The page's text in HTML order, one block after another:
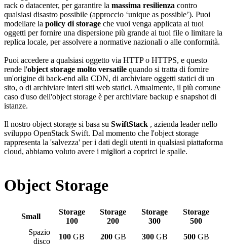
rack o datacenter, per garantire la massima resilienza contro
qualsiasi disastro possibile (approccio ‘unique as possible’). Puoi
modellare la policy di storage che vuoi venga applicata ai tuoi
oggetti per fornire una dispersione più grande ai tuoi file o limitare la
replica locale, per assolvere a normative nazionali o alle conformità.
Puoi accedere a qualsiasi oggetto via HTTP o HTTPS, e questo
rende l'object storage molto versatile quando si tratta di fornire
un'origine di back-end alla CDN, di archiviare oggetti statici di un
sito, o di archiviare interi siti web statici. Attualmente, il più comune
caso d'uso dell'object storage è per archiviare backup e snapshot di
istanze.
Il nostro object storage si basa su SwiftStack , azienda leader nello
sviluppo OpenStack Swift. Dal momento che l'object storage
rappresenta la 'salvezza' per i dati degli utenti in qualsiasi piattaforma
cloud, abbiamo voluto avere i migliori a coprirci le spalle.
Object Storage
Small
Storage
100
Storage
200
Storage
300
Storage
500
Spazio
disco
100 GB 200GB 300GB 500GB